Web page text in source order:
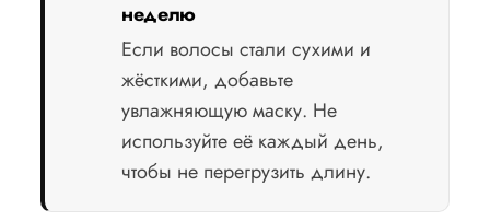
неделю
Если волосы стали сухими и
жёсткими, добавьте
увлажняющую маску. Не
используйте её каждый день,
чтобы не перегрузить длину.